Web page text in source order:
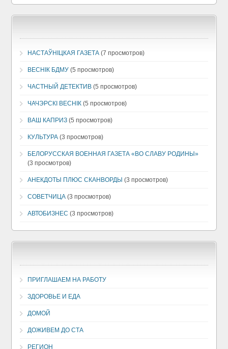
НАСТАЎНІЦКАЯ ГАЗЕТА (7 просмотров)
ВЕСНIК БДМУ (5 просмотров)
ЧАСТНЫЙ ДЕТЕКТИВ (5 просмотров)
ЧАЧЭРСКI ВЕСНIК (5 просмотров)
ВАШ КАПРИЗ (5 просмотров)
КУЛЬТУРА (3 просмотров)
БЕЛОРУССКАЯ ВОЕННАЯ ГАЗЕТА «ВО СЛАВУ РОДИНЫ»
(3 просмотров)
АНЕКДОТЫ ПЛЮС СКАНВОРДЫ (3 просмотров)
СОВЕТЧИЦА (3 просмотров)
АВТОБИЗНЕС (3 просмотров)
ПРИГЛАШАЕМ НА РАБОТУ
ЗДОРОВЬЕ И ЕДА
ДОМОЙ
ДОЖИВЕМ ДО СТА
РЕГИОН